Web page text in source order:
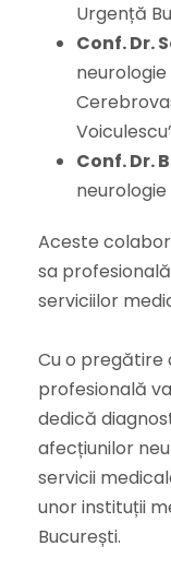
Urgență
Conf. Dr.
Conf. Dr.
Aceste
sa
serviciilor
Cu o pregătire
profesională
dedică
afecțiunilor
servicii
unor instituții
București.